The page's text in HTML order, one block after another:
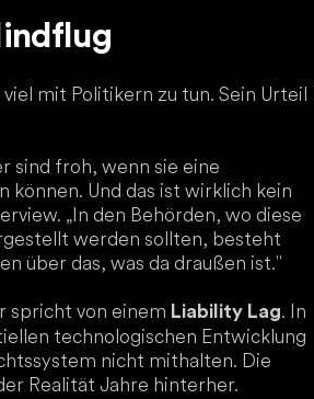
mit Politikern zu tun. Sein Urteil
sind froh, wenn sie eine
können. Und das ist wirklich kein
„In den Behörden, wo diese
werden sollten, besteht
über das, was da draußen ist."
spricht von einem Liability Lag. In
technologischen Entwicklung
nicht mithalten. Die
Realität Jahre hinterher.